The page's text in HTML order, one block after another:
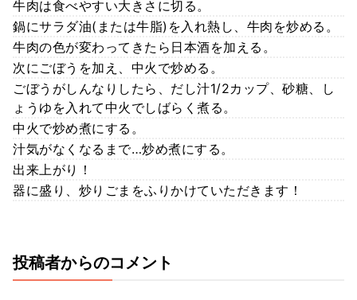
牛肉は食べやすい大きさに切る。
鍋にサラダ油(または牛脂)を入れ熱し、牛肉を炒める。
牛肉の色が変わってきたら日本酒を加える。
次にごぼうを加え、中火で炒める。
ごぼうがしんなりしたら、だし汁1/2カップ、砂糖、し
ょうゆを入れて中火でしばらく煮る。
中火で炒め煮にする。
汁気がなくなるまで…炒め煮にする。
出来上がり！
器に盛り、炒りごまをふりかけていただきます！
投稿者からのコメント